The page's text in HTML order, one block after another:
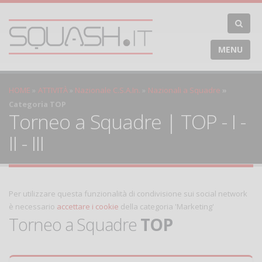
MENU
HOME ATTIVITÀ Nazionale C.S.A.In.
Nazionali a Squadre
Categoria TOP
Torneo a Squadre | TOP - I -
II - III
Per utilizzare questa funzionalità di condivisione sui social network
è necessario accettare i cookie della categoria 'Marketing'
Torneo a Squadre TOP